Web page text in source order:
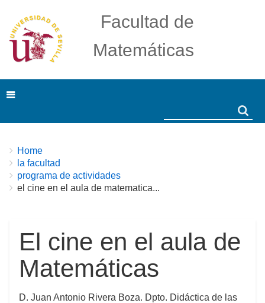
Facultad de
Matemáticas
Breadcrumbs
You
are
here:
Home
la facultad
programa de actividades
el cine en el aula de matematica...
El cine en el aula de
Matemáticas
D. Juan Antonio Rivera Boza. Dpto. Didáctica de las